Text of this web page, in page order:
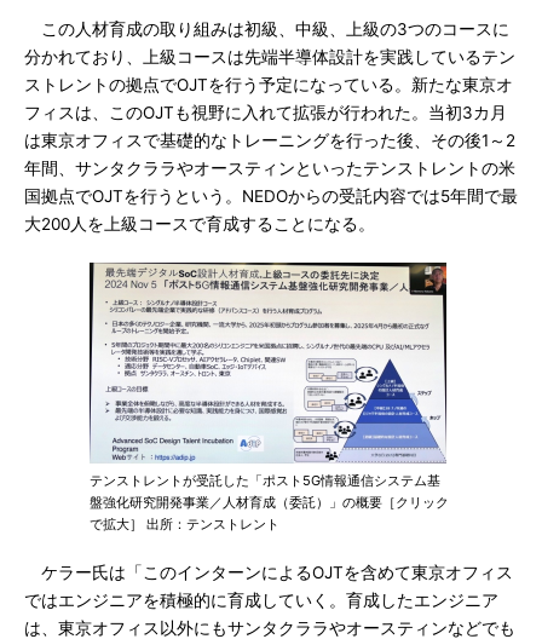
この人材育成の取り組みは初級、中級、上級の3つのコースに
分かれており、上級コースは先端半導体設計を実践しているテン
ストレントの拠点でOJTを行う予定になっている。新たな東京オ
フィスは、このOJTも視野に入れて拡張が行われた。当初3カ月
は東京オフィスで基礎的なトレーニングを行った後、その後1～2
年間、サンタクララやオースティンといったテンストレントの米
国拠点でOJTを行うという。NEDOからの受託内容では5年間で最
大200人を上級コースで育成することになる。
テンストレントが受託した「ポスト5G情報通信システム基
盤強化研究開発事業／人材育成（委託）」の概要［クリック
で拡大］ 出所：テンストレント
ケラー氏は「このインターンによるOJTを含めて東京オフィス
ではエンジニアを積極的に育成していく。育成したエンジニア
は、東京オフィス以外にもサンタクララやオースティンなどでも